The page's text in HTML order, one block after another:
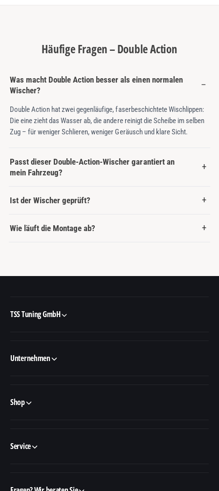
Häufige Fragen – Double Action
Was macht Double Action besser als einen normalen
Wischer?
Double Action hat zwei gegenläufige, faserbeschichtete Wischlippen:
Die eine zieht das Wasser ab, die andere reinigt die Scheibe im selben
Zug – für weniger Schlieren, weniger Geräusch und klare Sicht.
Passt dieser Double-Action-Wischer garantiert an
mein Fahrzeug?
Ist der Wischer geprüft?
Wie läuft die Montage ab?
TSS Tuning GmbH
Unternehmen
Shop
Service